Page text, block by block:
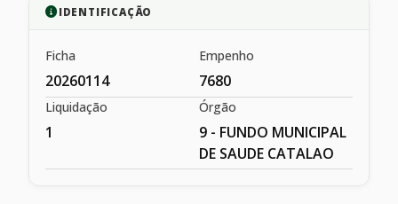
IDENTIFICAÇÃO
Ficha
20260114
Empenho
7680
Liquidação
1
Órgão
9 - FUNDO MUNICIPAL
DE SAUDE CATALAO